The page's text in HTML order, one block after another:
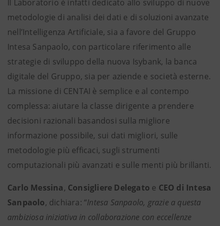
Il Laboratorio è infatti dedicato allo sviluppo di nuove
metodologie di analisi dei dati e di soluzioni avanzate
nell’Intelligenza Artificiale, sia a favore del Gruppo
Intesa Sanpaolo, con particolare riferimento alle
strategie di sviluppo della nuova Isybank, la banca
digitale del Gruppo, sia per aziende e società esterne.
La missione di CENTAI è semplice e al contempo
complessa: aiutare la classe dirigente a prendere
decisioni razionali basandosi sulla migliore
informazione possibile, sui dati migliori, sulle
metodologie più efficaci, sugli strumenti
computazionali più avanzati e sulle menti più brillanti.
Carlo Messina, Consigliere Delegato e CEO di Intesa
Sanpaolo, dichiara: “Intesa Sanpaolo, grazie a questa
ambiziosa iniziativa in collaborazione con eccellenze